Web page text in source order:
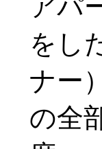
アパ
をし
ナー
の全